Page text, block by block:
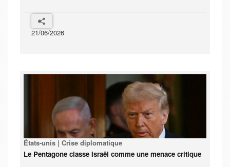
21/06/2026
États-unis | Crise diplomatique
Le Pentagone classe Israël comme une menace critique